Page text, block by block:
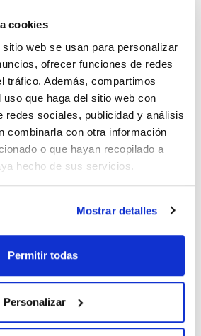
cookies
web se usan para personalizar
ofrecer funciones de redes
tráfico. Además, compartimos
que haga del sitio web con
redes sociales, publicidad y análisis
combinarla con otra información
o que hayan recopilado a
hecho de sus servicios.
Mostrar detalles
Permitir todas
Personalizar
Envase
5 mL
Envase
x5ml
Precio
Comprar